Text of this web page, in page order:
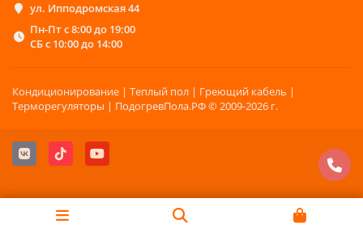
ул. Ипподромская 44
Пн-Пт с 8:00 до 19:00
СБ с 10:00 до 14:00
Кондиционирование | Теплый пол | Греющий кабель |
Терморегуляторы | ПодогревПола.РФ © 2009-2026 г.